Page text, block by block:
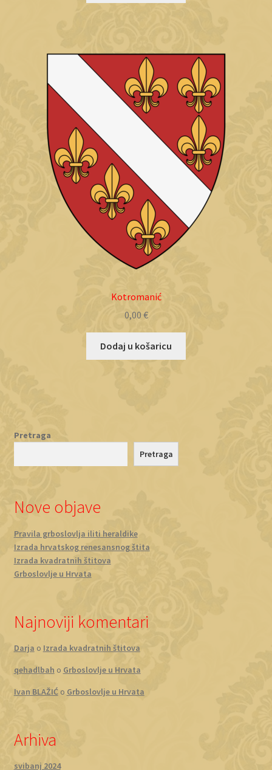
Kotromanić
0,00 €
Dodaj u košaricu
Pretraga
Pretraga
Nove objave
Pravila grboslovlja iliti heraldike
Izrada hrvatskog renesansnog štita
Izrada kvadratnih štitova
Grboslovlje u Hrvata
Najnoviji komentari
Darja o Izrada kvadratnih štitova
qehadlbah o Grboslovlje u Hrvata
Ivan BLAŽIĆo Grboslovlje u Hrvata
Arhiva
svibanj 2024